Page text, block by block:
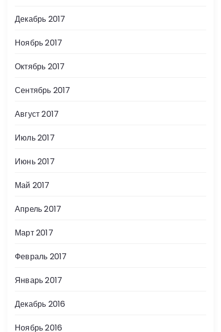
Декабрь 2017
Ноябрь 2017
Октябрь 2017
Сентябрь 2017
Август 2017
Июль 2017
Июнь 2017
Май 2017
Апрель 2017
Март 2017
Февраль 2017
Январь 2017
Декабрь 2016
Ноябрь 2016